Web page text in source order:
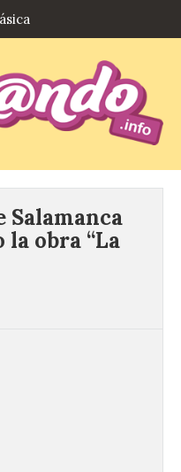
Salamanca
la obra “La